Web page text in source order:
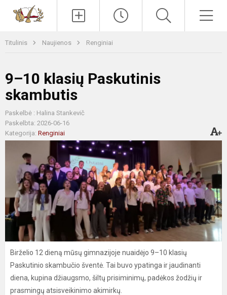
Titulinis Naujienos Renginiai
9–10 klasių Paskutinis
skambutis
Paskelbė : Halina Stankevič
Paskelbta: 2026-06-16
Kategorija: Renginiai
Birželio 12 dieną mūsų gimnazijoje nuaidėjo 9–10 klasių
Paskutinio skambučio šventė. Tai buvo ypatinga ir jaudinanti
diena, kupina džiaugsmo, šiltų prisiminimų, padėkos žodžių ir
prasmingų atsisveikinimo akimirkų.